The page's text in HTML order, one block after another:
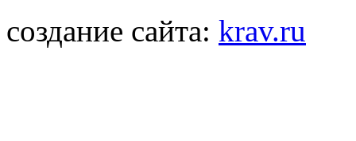
создание сайта: krav.ru